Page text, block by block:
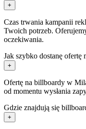
+
Czas trwania kampanii
Twoich potrzeb.
oczekiwania.
Jak szybko dostanę ofertę
+
Ofertę na billboardy w
od momentu wysłania
Gdzie znajdują się
+